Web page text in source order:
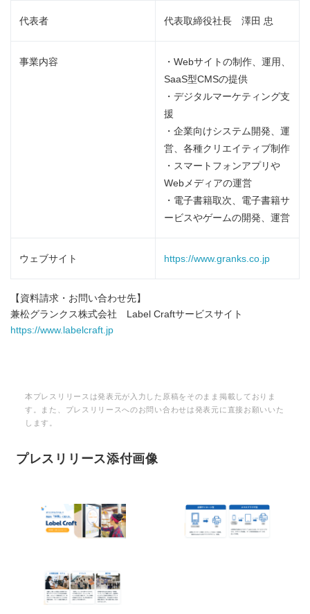
代表者 代表取締役社長 澤田 忠
事業内容
・Webサイトの制作、運用、
SaaS型CMSの提供
・デジタルマーケティング支
援
・企業向けシステム開発、運
営、各種クリエイティブ制作
・スマートフォンアプリや
Webメディアの運営
・電子書籍取次、電子書籍サ
ービスやゲームの開発、運営
ウェブサイト https://www.granks.co.jp
【資料請求・お問い合わせ先】
兼松グランクス株式会社 Label Craftサービスサイト
https://www.labelcraft.jp
本プレスリリースは発表元が入力した原稿をそのまま掲載しておりま
す。また、プレスリリースへのお問い合わせは発表元に直接お願いいた
します。
プレスリリース添付画像